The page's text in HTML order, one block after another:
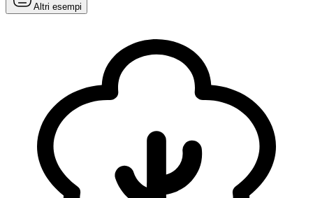
Altri esempi